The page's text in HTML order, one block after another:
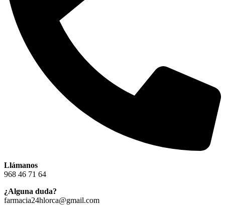
Llámanos
968 46 71 64
¿Alguna duda?
farmacia24hlorca@gmail.com